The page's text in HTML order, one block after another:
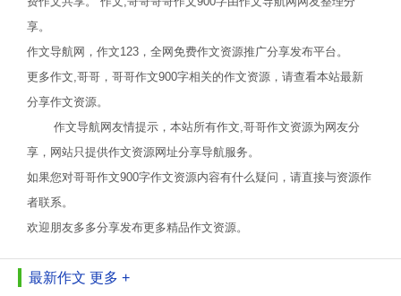
享。
作文导航网，作文123，全网免费作文资源推广分享发布平台。
更多作文,哥哥，哥哥作文900字相关的作文资源，请查看本站最新
分享作文资源。
作文导航网友情提示，本站所有作文,哥哥作文资源为网友分
享，网站只提供作文资源网址分享导航服务。
如果您对哥哥作文900字作文资源内容有什么疑问，请直接与资源作
者联系。
欢迎朋友多多分享发布更多精品作文资源。
最新作文 更多 +